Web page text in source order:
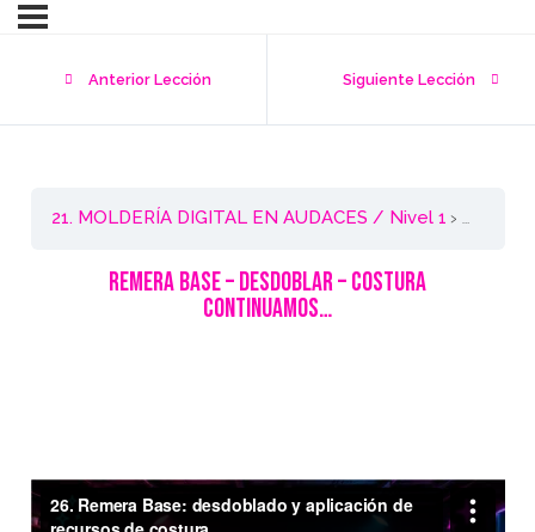
Anterior Lección Siguiente Lección
21. MOLDERÍA DIGITAL EN AUDACES / Nivel 1 Remera
Remera Base – Desdoblar – Costura
CONTINUAMOS…